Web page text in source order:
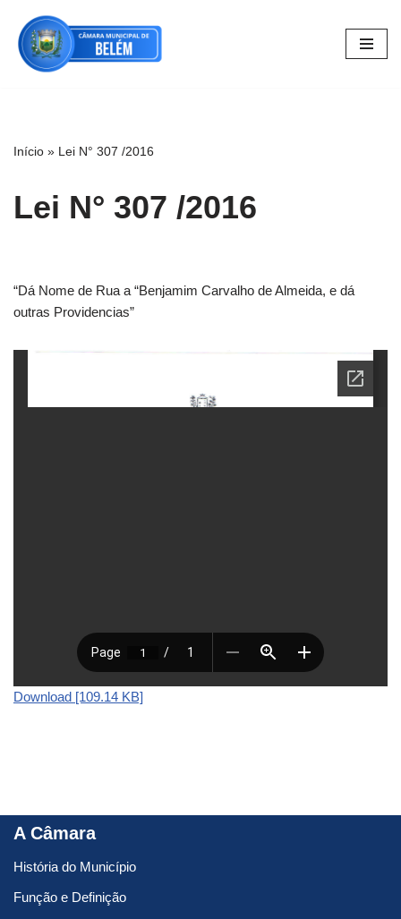
Pular
para
Início » Lei N° 307 /2016
Lei N° 307 /2016
“Dá Nome de Rua a “Benjamim Carvalho de Almeida, e dá
outras Providencias”
Download [109.14 KB]
A Câmara
História do Município
Função e Definição